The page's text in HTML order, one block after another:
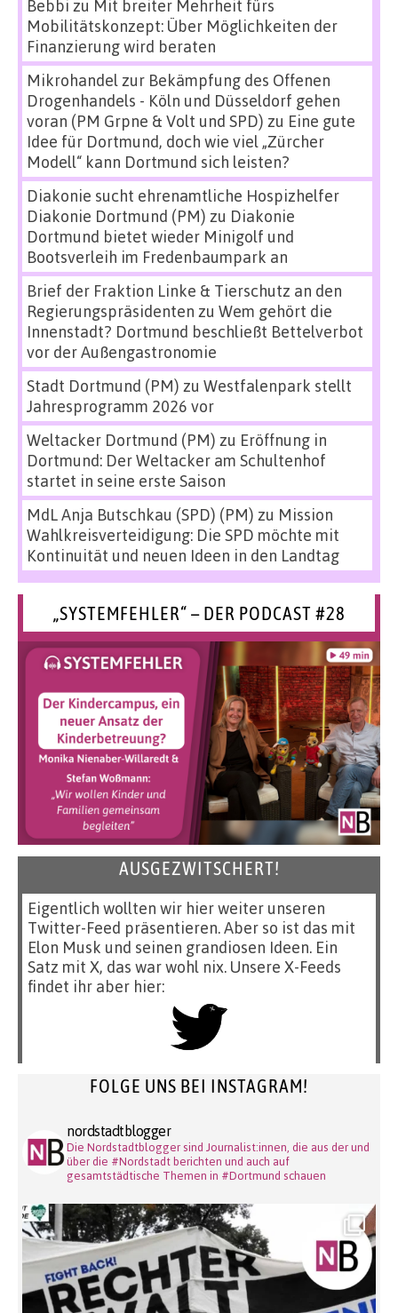
Bebbi zu Mit breiter Mehrheit fürs
Mobilitätskonzept: Über Möglichkeiten der
Finanzierung wird beraten
Mikrohandel zur Bekämpfung des Offenen
Drogenhandels - Köln und Düsseldorf gehen
voran (PM Grpne & Volt und SPD) zu Eine gute
Idee für Dortmund, doch wie viel „Zürcher
Modell“ kann Dortmund sich leisten?
Diakonie sucht ehrenamtliche Hospizhelfer
Diakonie Dortmund (PM) zu Diakonie
Dortmund bietet wieder Minigolf und
Bootsverleih im Fredenbaumpark an
Brief der Fraktion Linke & Tierschutz an den
Regierungspräsidenten zu Wem gehört die
Innenstadt? Dortmund beschließt Bettelverbot
vor der Außengastronomie
Stadt Dortmund (PM) zu Westfalenpark stellt
Jahresprogramm 2026 vor
Weltacker Dortmund (PM) zu Eröffnung in
Dortmund: Der Weltacker am Schultenhof
startet in seine erste Saison
MdL Anja Butschkau (SPD) (PM) zu Mission
Wahlkreisverteidigung: Die SPD möchte mit
Kontinuität und neuen Ideen in den Landtag
„SYSTEMFEHLER“ – DER PODCAST #28
AUSGEZWITSCHERT!
Eigentlich wollten wir hier weiter unseren
Twitter-Feed präsentieren. Aber so ist das mit
Elon Musk und seinen grandiosen Ideen. Ein
Satz mit X, das war wohl nix. Unsere X-Feeds
findet ihr aber hier:
FOLGE UNS BEI INSTAGRAM!
nordstadtblogger
Die Nordstadtblogger sind Journalist:innen, die aus der und
über die #Nordstadt berichten und auch auf
gesamtstädtische Themen in #Dortmund schauen